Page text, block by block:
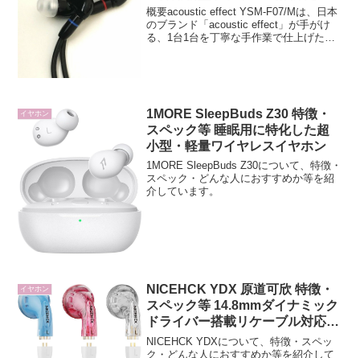
国産有線イヤホン
概要acoustic effect YSM-F07/Mは、日本
のブランド「acoustic effect」が手がけ
る、1台1台を丁寧な手作業で仕上げた完
イヤホン
1MORE SleepBuds Z30 特徴・
スペック等 睡眠用に特化した超
小型・軽量ワイヤレスイヤホン
1MORE SleepBuds Z30について、特徴・
スペック・どんな人におすすめか等を紹
介しています。
イヤホン
NICEHCK YDX 原道可欣 特徴・
スペック等 14.8mmダイナミック
ドライバー搭載リケーブル対応イ
ンナーイヤー型イヤホン
NICEHCK YDXについて、特徴・スペッ
ク・どんな人におすすめか等を紹介して